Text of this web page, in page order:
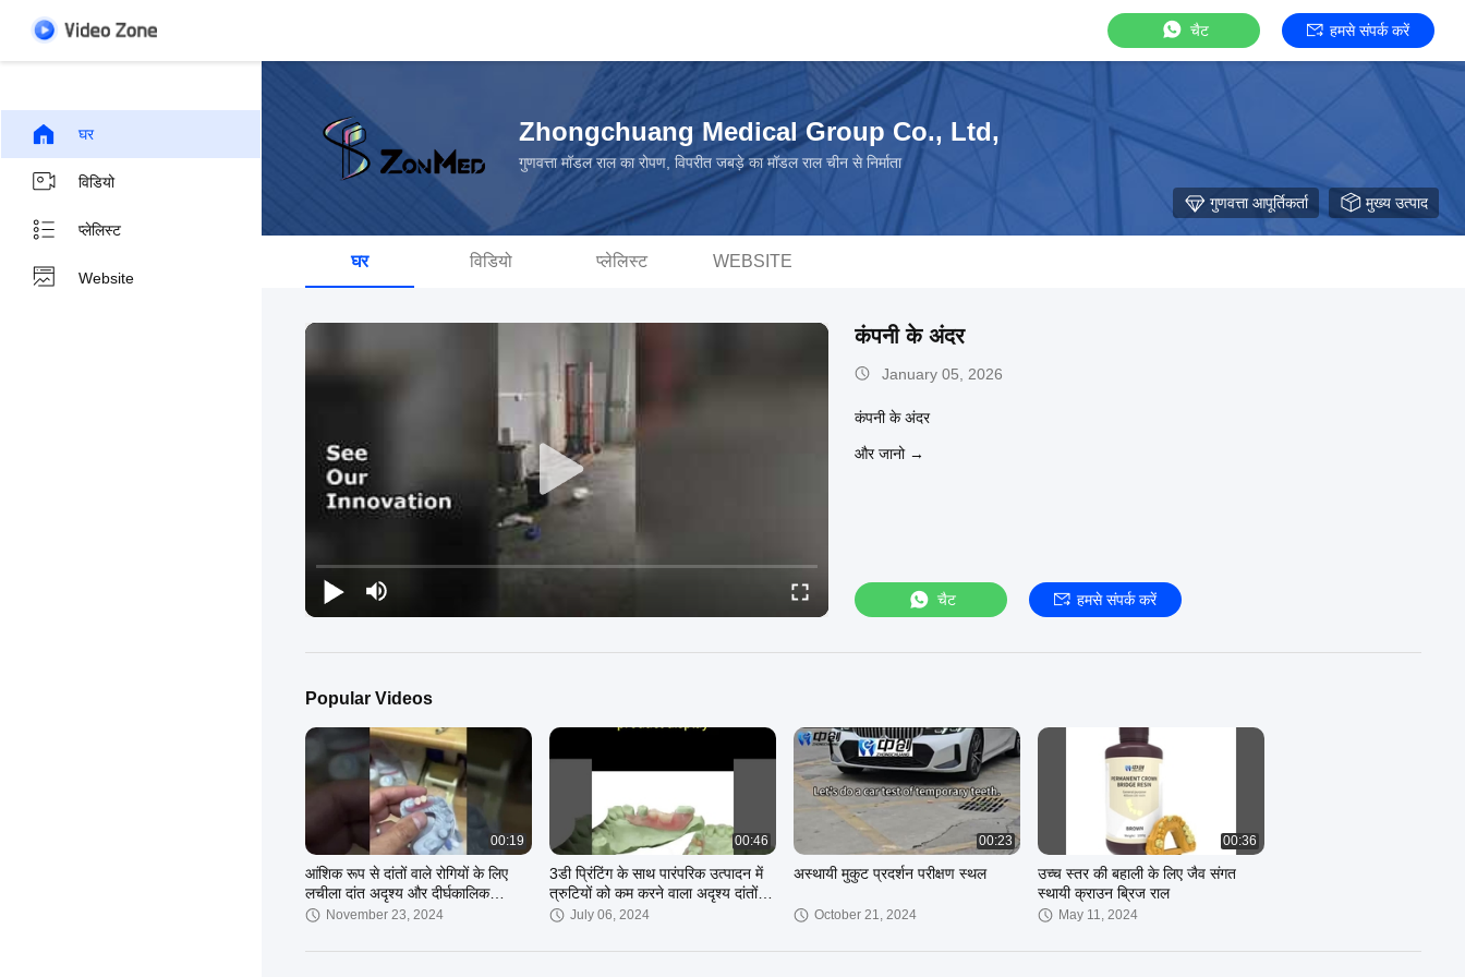
चैट हमसे संपर्क करें
घर
विडियो
प्लेलिस्ट
Website
Zhongchuang Medical Group Co., Ltd,
गुणवत्ता मॉडल राल का रोपण, विपरीत जबड़े का मॉडल राल चीन से निर्माता
गुणवत्ता आपूर्तिकर्ता मुख्य उत्पाद
घर विडियो प्लेलिस्ट WEBSITE
कंपनी के अंदर
January 05, 2026
कंपनी के अंदर
और जानो →
चैट हमसे संपर्क करें
Popular Videos
00:19
आंशिक रूप से दांतों वाले रोगियों के लिए
लचीला दांत अदृश्य और दीर्घकालिक
समाधानNovember 23, 2024
00:46
3डी प्रिंटिंग के साथ पारंपरिक उत्पादन में
त्रुटियों को कम करने वाला अदृश्य दांतों का
आधार राल
July 06, 2024
00:23
अस्थायी मुकुट प्रदर्शन परीक्षण स्थल
October 21, 2024
00:36
उच्च स्तर की बहाली के लिए जैव संगत
स्थायी क्राउन ब्रिज राल
May 11, 2024